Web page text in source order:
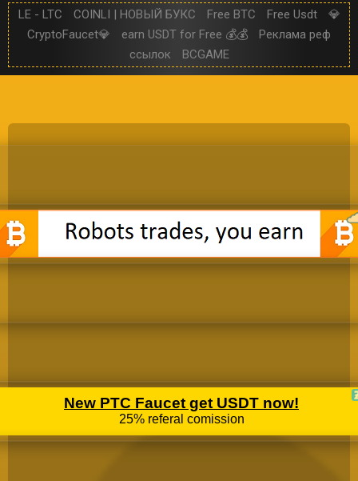
LE - LTC COINLI | НОВЫЙ БУКС Free BTC Free Usdt
💎
CryptoFaucet💎
earn USDT for Free 💰💰
Реклама реф
ссылок
BCGAME